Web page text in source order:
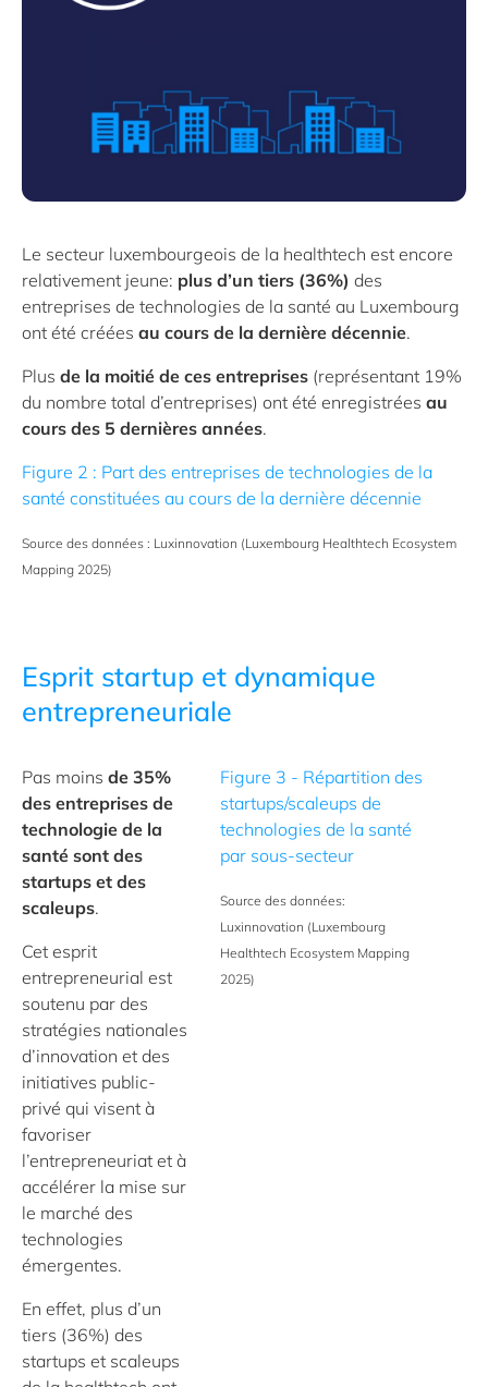
Le secteur luxembourgeois de la healthtech est encore
relativement jeune: plus d’un tiers (36%) des
entreprises de technologies de la santé au Luxembourg
ont été créées au cours de la dernière décennie.
Plus de la moitié de ces entreprises (représentant 19%
du nombre total d’entreprises) ont été enregistrées au
cours des 5 dernières années.
Figure 2 : Part des entreprises de technologies de la
santé constituées au cours de la dernière décennie
Source des données : Luxinnovation (Luxembourg Healthtech Ecosystem
Mapping 2025)
Esprit startup et dynamique
entrepreneuriale
Pas moins de 35%
des entreprises de
technologie de la
santé sont des
startups et des
scaleups.
Cet esprit
entrepreneurial est
soutenu par des
stratégies nationales
d’innovation et des
initiatives public-
privé qui visent à
favoriser
l’entrepreneuriat et à
accélérer la mise sur
le marché des
technologies
émergentes.
En effet, plus d’un
tiers (36%) des
startups et scaleups
Figure 3 - Répartition des
startups/scaleups de
technologies de la santé
par sous-secteur
Source des données:
Luxinnovation (Luxembourg
Healthtech Ecosystem Mapping
2025)